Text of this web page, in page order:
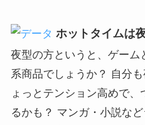
ホットタイムは
夜型の方というと、ゲーム
系商品でしょうか？ 自分
ょっとテンション高めで
るかも？ マンガ・小説な